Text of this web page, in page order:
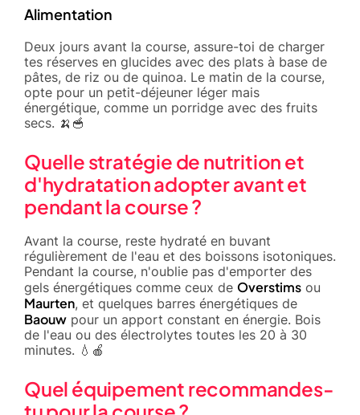
Alimentation
Deux jours avant la course, assure-toi de charger
tes réserves en glucides avec des plats à base de
pâtes, de riz ou de quinoa. Le matin de la course,
opte pour un petit-déjeuner léger mais
énergétique, comme un porridge avec des fruits
secs. 🍌🥣
Quelle stratégie de nutrition et
d'hydratation adopter avant et
pendant la course ?
Avant la course, reste hydraté en buvant
régulièrement de l'eau et des boissons isotoniques.
Pendant la course, n'oublie pas d'emporter des
gels énergétiques comme ceux de Overstims ou
Maurten, et quelques barres énergétiques de
Baouw pour un apport constant en énergie. Bois
de l'eau ou des électrolytes toutes les 20 à 30
minutes. 💧🍎
Quel équipement recommandes-